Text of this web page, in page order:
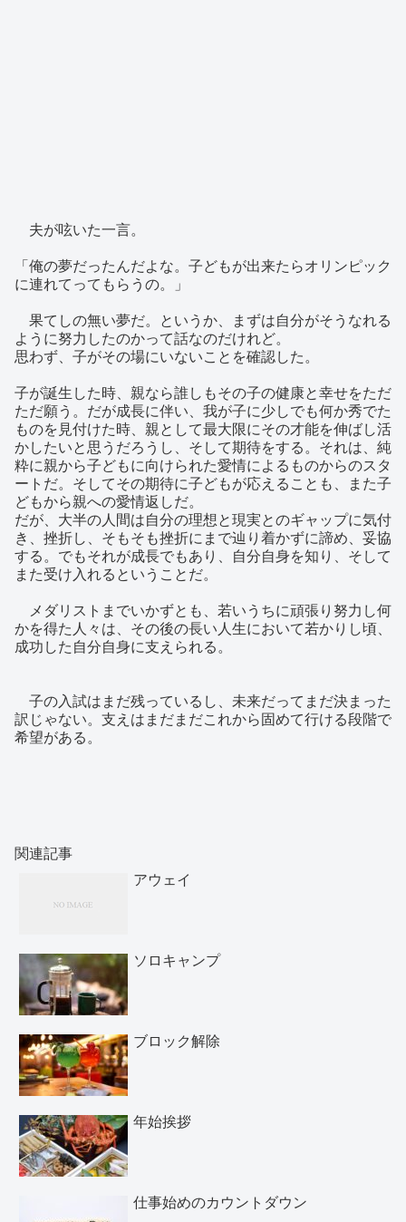
夫が呟いた一言。
「俺の夢だったんだよな。子どもが出来たらオリンピック
に連れてってもらうの。」
果てしの無い夢だ。というか、まずは自分がそうなれる
ように努力したのかって話なのだけれど。
思わず、子がその場にいないことを確認した。
子が誕生した時、親なら誰しもその子の健康と幸せをただ
ただ願う。だが成長に伴い、我が子に少しでも何か秀でた
ものを見付けた時、親として最大限にその才能を伸ばし活
かしたいと思うだろうし、そして期待をする。それは、純
粋に親から子どもに向けられた愛情によるものからのスタ
ートだ。そしてその期待に子どもが応えることも、また子
どもから親への愛情返しだ。
だが、大半の人間は自分の理想と現実とのギャップに気付
き、挫折し、そもそも挫折にまで辿り着かずに諦め、妥協
する。でもそれが成長でもあり、自分自身を知り、そして
また受け入れるということだ。
メダリストまでいかずとも、若いうちに頑張り努力し何
かを得た人々は、その後の長い人生において若かりし頃、
成功した自分自身に支えられる。
子の入試はまだ残っているし、未来だってまだ決まった
訳じゃない。支えはまだまだこれから固めて行ける段階で
希望がある。
関連記事
アウェイ
ソロキャンプ
ブロック解除
年始挨拶
仕事始めのカウントダウン